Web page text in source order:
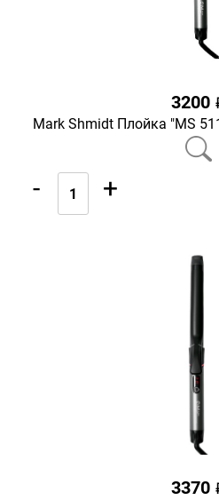
3200
Mark Shmidt Плойка "MS
- +
3370